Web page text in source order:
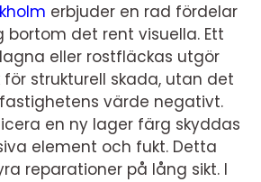
erbjuder en rad fördelar
bortom det rent visuella. Ett
eller rostfläckas utgör
strukturell skada, utan det
värde negativt.
en ny lager färg skyddas
element och fukt. Detta
reparationer på lång sikt. I